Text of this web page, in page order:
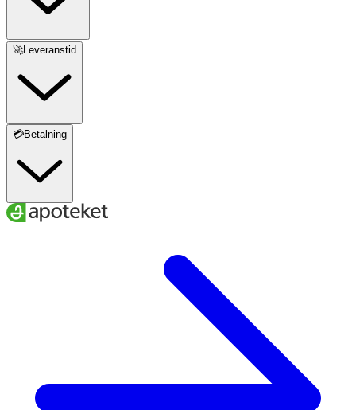
🚀Leveranstid
💳Betalning